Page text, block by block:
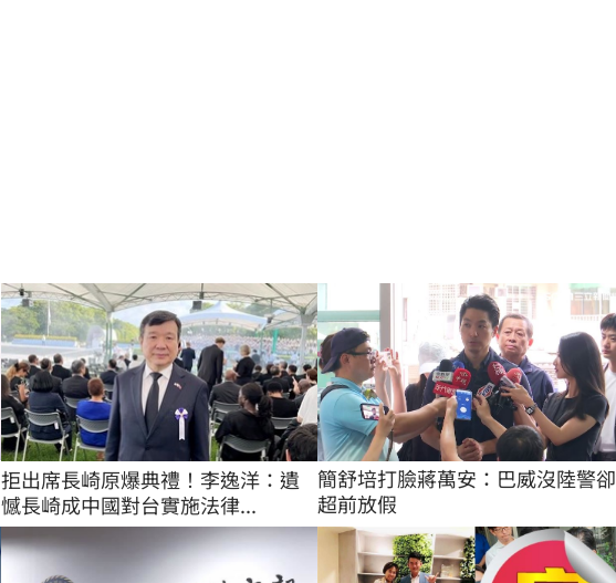
拒出席長崎原爆典禮！李逸洋：遺
憾長崎成中國對台實施法律...
簡舒培打臉蔣萬安：巴威沒陸警卻
超前放假